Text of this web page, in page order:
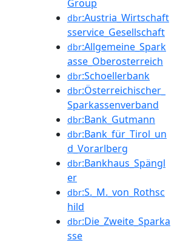
Group
dbr:Austria_Wirtschaft
sservice_Gesellschaft
dbr:Allgemeine_Spark
asse_Oberosterreich
dbr:Schoellerbank
dbr:Österreichischer_
Sparkassenverband
dbr:Bank_Gutmann
dbr:Bank_für_Tirol_un
d_Vorarlberg
dbr:Bankhaus_Spängl
er
dbr:S._M._von_Rothsc
hild
dbr:Die_Zweite_Sparka
sse